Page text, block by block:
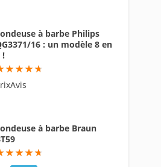
à barbe Philips
16 : un modèle 8 en
!
94
à barbe Braun
93.8